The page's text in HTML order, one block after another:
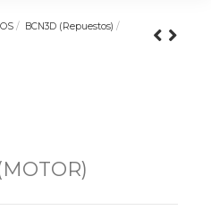
BCN3D (Repuestos)